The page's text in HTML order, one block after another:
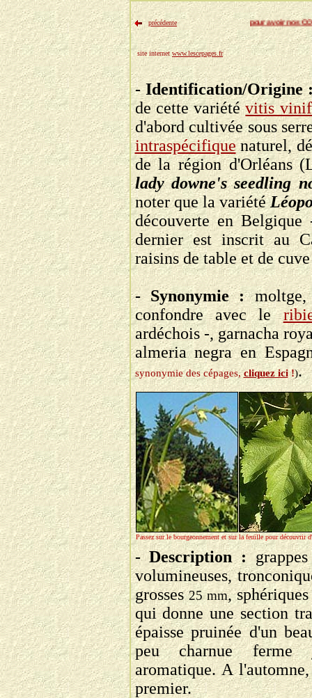
site internetwww.lescepages.fr
- Identification/Origine
de cette variétévitis
d'abord cultivée sous
intraspécifiquenaturel,
de la région d'Orléans
lady downe's seedling
noter que la variété
découverte en
dernierestinscrit au
raisins de table et de
- Synonymie :moltge,
confondre avec le
ardéchois -, garnacha
almeria negra en
synonymie des cépages,cliquez ici!).
Passez sur le bourgeonnement et sur la feuille pour découvrir
- Description :
volumineuses,
grosses25 mm,
qui donne une section
épaisse pruinée d'un
peu charnue ferme
aromatique. A
premier.